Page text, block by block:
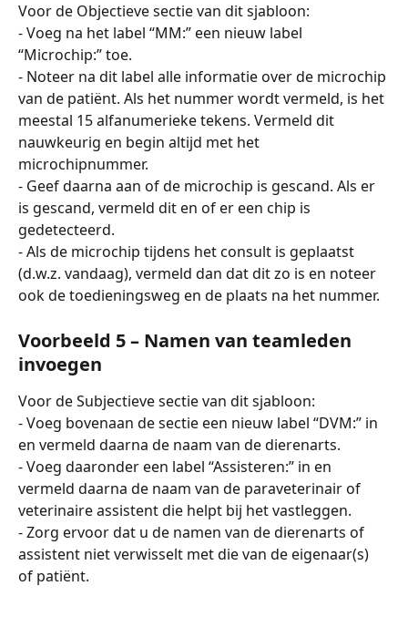
Voor de Objectieve sectie van dit sjabloon:
- Voeg na het label “MM:” een nieuw label
“Microchip:” toe.
- Noteer na dit label alle informatie over de microchip
van de patiënt. Als het nummer wordt vermeld, is het
meestal 15 alfanumerieke tekens. Vermeld dit
nauwkeurig en begin altijd met het
microchipnummer.
- Geef daarna aan of de microchip is gescand. Als er
is gescand, vermeld dit en of er een chip is
gedetecteerd.
- Als de microchip tijdens het consult is geplaatst
(d.w.z. vandaag), vermeld dan dat dit zo is en noteer
ook de toedieningsweg en de plaats na het nummer.
Voorbeeld 5 – Namen van teamleden
invoegen
Voor de Subjectieve sectie van dit sjabloon:
- Voeg bovenaan de sectie een nieuw label “DVM:” in
en vermeld daarna de naam van de dierenarts.
- Voeg daaronder een label “Assisteren:” in en
vermeld daarna de naam van de paraveterinair of
veterinaire assistent die helpt bij het vastleggen.
- Zorg ervoor dat u de namen van de dierenarts of
assistent niet verwisselt met die van de eigenaar(s)
of patiënt.